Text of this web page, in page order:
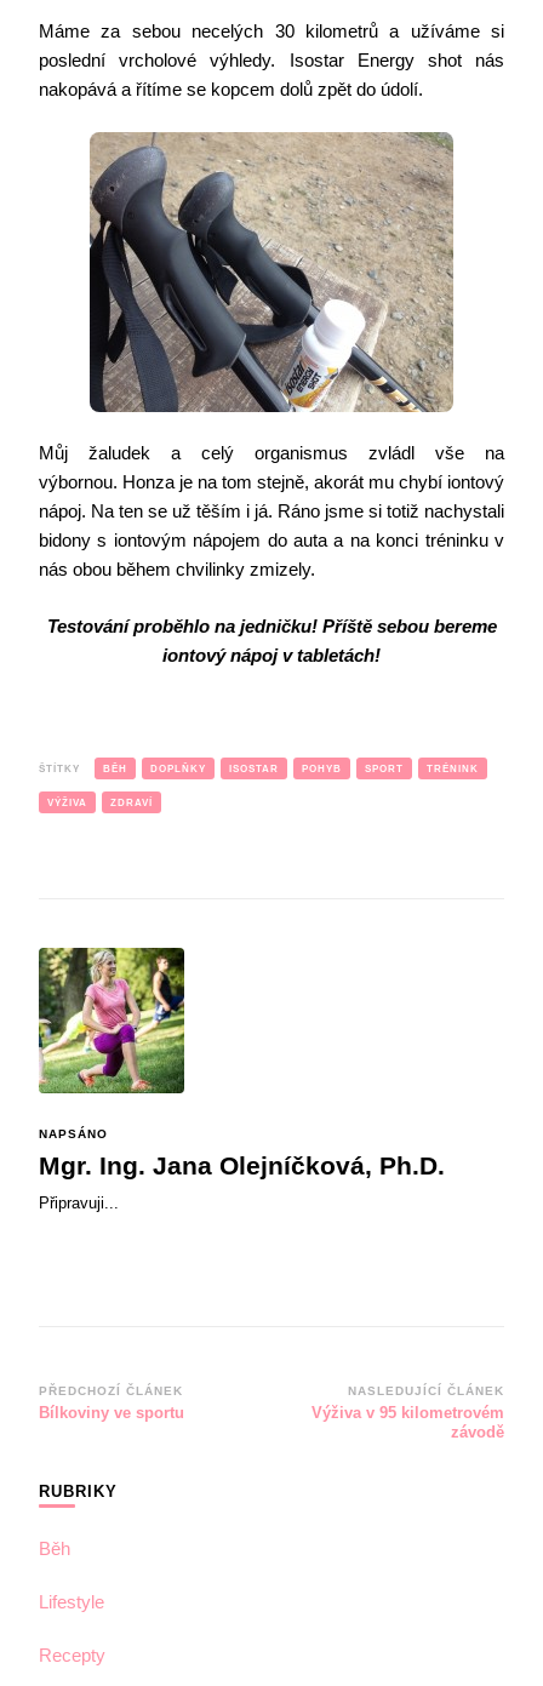
Máme za sebou necelých 30 kilometrů a užíváme si
poslední vrcholové výhledy. Isostar Energy shot nás
nakopává a řítíme se kopcem dolů zpět do údolí.
Můj žaludek a celý organismus zvládl vše na
výbornou. Honza je na tom stejně, akorát mu chybí iontový
nápoj. Na ten se už těším i já. Ráno jsme si totiž nachystali
bidony s iontovým nápojem do auta a na konci tréninku v
nás obou během chvilinky zmizely.
Testování proběhlo na jedničku! Příště sebou bereme
iontový nápoj v tabletách!
ŠTÍTKY BĚH DOPLŇKY ISOSTAR POHYB SPORT TRÉNINK
VÝŽIVA ZDRAVÍ
NAPSÁNO
Mgr. Ing. Jana Olejníčková, Ph.D.
Připravuji...
Navigace
příspěvku
PŘEDCHOZÍ ČLÁNEK
Bílkoviny ve sportu
NASLEDUJÍCÍ ČLÁNEK
Výživa v 95 kilometrovém
závodě
RUBRIKY
Běh
Lifestyle
Recepty